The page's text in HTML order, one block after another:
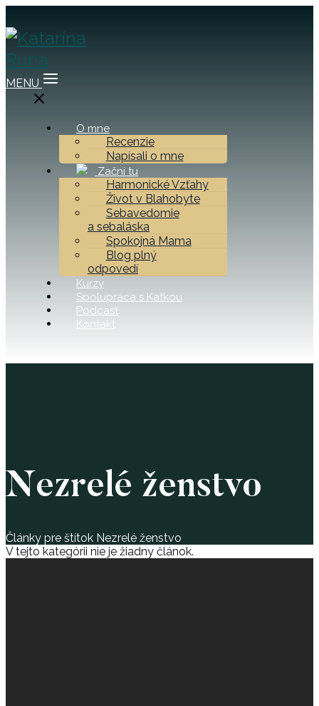
MENU
O mne
Recenzie
Napísali o mne
Začni tu
Harmonické Vzťahy
Život v Blahobyte
Sebavedomie
a sebaláska
Spokojná Mama
Blog plný
odpovedí
Kurzy
Spolupráca s Katkou
Podcast
Kontakt
Nezrelé ženstvo
Články pre štítok Nezrelé ženstvo
V tejto kategórii nie je žiadny článok.